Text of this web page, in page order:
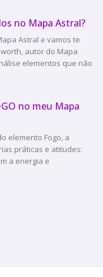
no Mapa Astral?
Astral e vamos te
autor do Mapa
elementos que não
no meu Mapa
elemento Fogo, a
práticas e atitudes:
a energia e